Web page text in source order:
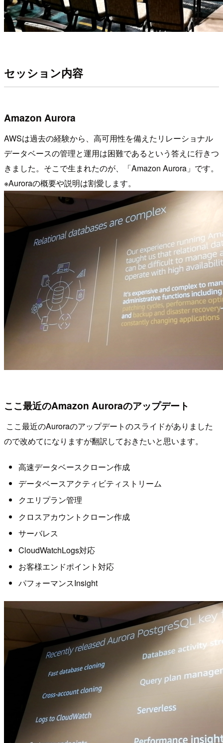
セッション内容
Amazon Aurora
AWSは過去の経験から、高可用性を備えたリレーショナル
データベースの管理と運用は困難であるという答えに行きつ
きました。そこで生まれたのが、「Amazon Aurora」です。
※Auroraの概要や説明は割愛します。
ここ最近のAmazon Auroraのアップデート
ここ最近のAuroraのアップデートのスライドがありました
ので改めてになりますが翻訳しておきたいと思います。
高速データベースクローン作成
データベースアクティビティストリーム
クエリプラン管理
クロスアカウントクローン作成
サーバレス
CloudWatchLogs対応
お客様エンドポイント対応
パフォーマンスInsight